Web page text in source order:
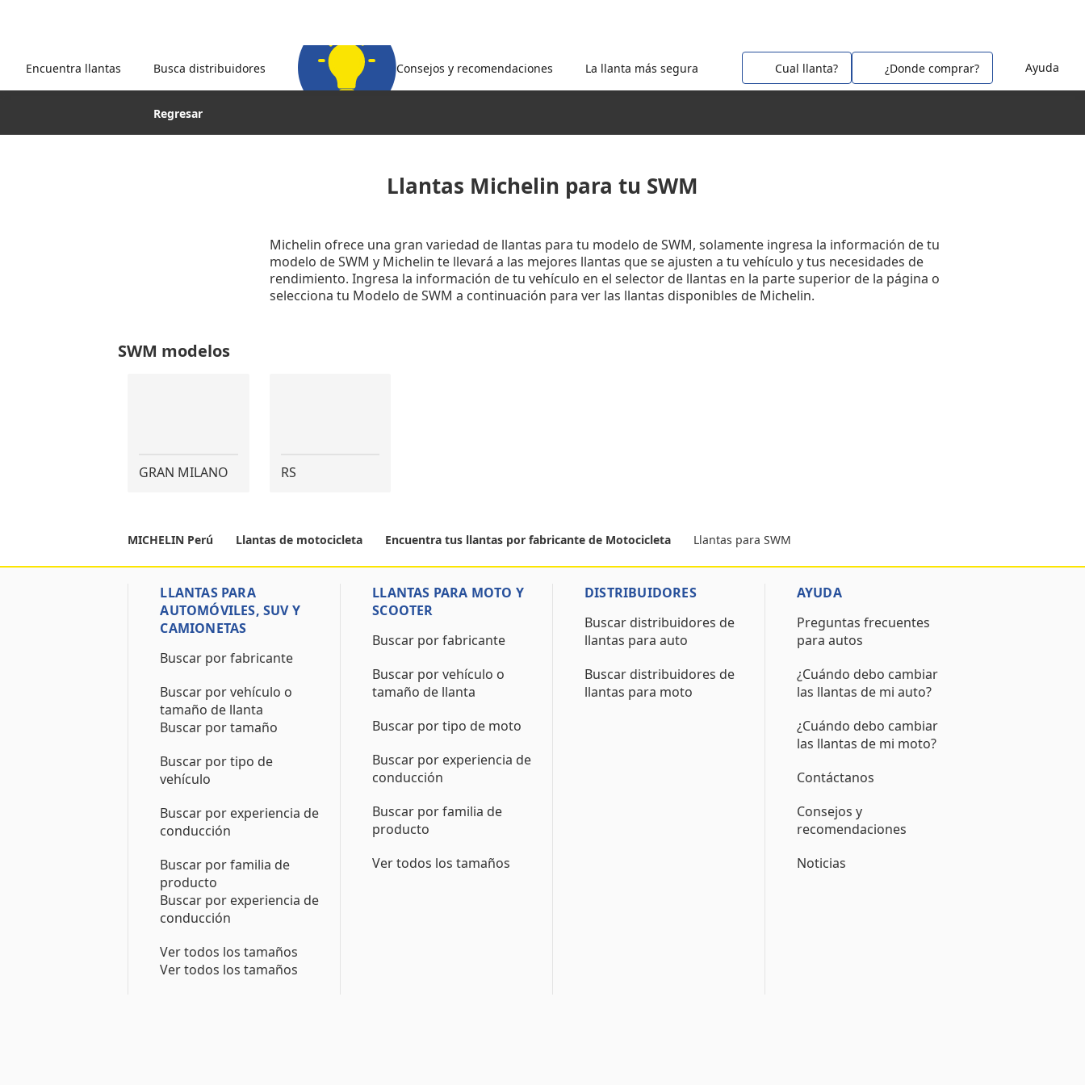
Ayuda
Encuentra llantas Busca distribuidores Consejos y recomendaciones La llanta más segura Cual llanta? ¿Donde comprar?
Regresar
Llantas Michelin para tu SWM
Michelin ofrece una gran variedad de llantas para tu modelo de SWM, solamente ingresa la información de tu
modelo de SWM y Michelin te llevará a las mejores llantas que se ajusten a tu vehículo y tus necesidades de
rendimiento. Ingresa la información de tu vehículo en el selector de llantas en la parte superior de la página o
selecciona tu Modelo de SWM a continuación para ver las llantas disponibles de Michelin.
SWM modelos
GRAN MILANO RS
MICHELIN Perú Llantas de motocicleta Encuentra tus llantas por fabricante de Motocicleta Llantas para SWM
LLANTAS PARA
AUTOMÓVILES, SUV Y
CAMIONETAS
Buscar por fabricante
Buscar por vehículo o
tamaño de llanta
Buscar por tamaño
Buscar por tipo de
vehículo
Buscar por experiencia de
conducción
Buscar por familia de
producto
Buscar por experiencia de
conducción
Ver todos los tamaños
Ver todos los tamaños
LLANTAS PARA MOTO Y
SCOOTER
Buscar por fabricante
Buscar por vehículo o
tamaño de llanta
Buscar por tipo de moto
Buscar por experiencia de
conducción
Buscar por familia de
producto
Ver todos los tamaños
DISTRIBUIDORES
Buscar distribuidores de
llantas para auto
Buscar distribuidores de
llantas para moto
AYUDA
Preguntas frecuentes
para autos
¿Cuándo debo cambiar
las llantas de mi auto?
¿Cuándo debo cambiar
las llantas de mi moto?
Contáctanos
Consejos y
recomendaciones
Noticias